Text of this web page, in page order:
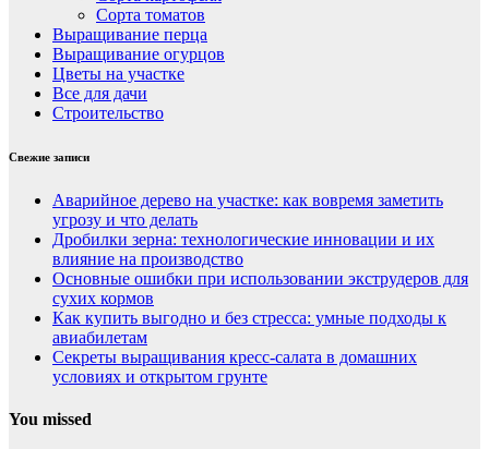
Сорта томатов
Выращивание перца
Выращивание огурцов
Цветы на участке
Все для дачи
Строительство
Свежие записи
Аварийное дерево на участке: как вовремя заметить
угрозу и что делать
Дробилки зерна: технологические инновации и их
влияние на производство
Основные ошибки при использовании экструдеров для
сухих кормов
Как купить выгодно и без стресса: умные подходы к
авиабилетам
Секреты выращивания кресс-салата в домашних
условиях и открытом грунте
You missed